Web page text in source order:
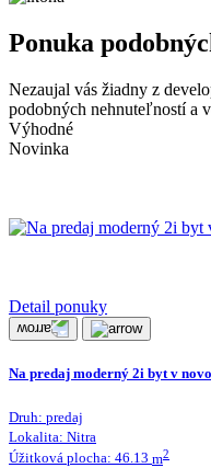
Ponuka
Nezaujal vás žiadny z
podobných nehnuteľností a
Výhodné
Novinka
Detail ponuky
Na predaj moderný 2i byt v
Druh: predaj
Lokalita: Nitra
Úžitková plocha: 46.13 m2